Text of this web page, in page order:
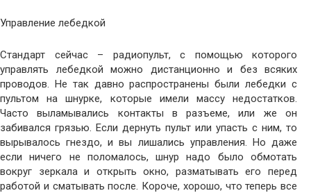
Управление лебедкой
Стандарт сейчас – радиопульт, с помощью которого
управлять лебедкой можно дистанционно и без всяких
проводов. Не так давно распространены были лебедки с
пультом на шнурке, которые имели массу недостатков.
Часто выламывались контакты в разъеме, или же он
забивался грязью. Если дернуть пульт или упасть с ним, то
вырывалось гнездо, и вы лишались управления. Но даже
если ничего не поломалось, шнур надо было обмотать
вокруг зеркала и открыть окно, разматывать его перед
работой и сматывать после. Короче, хорошо, что теперь все